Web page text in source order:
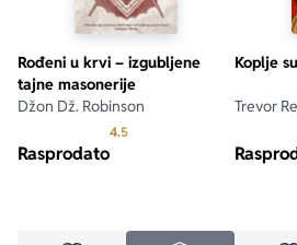
Rođeni u krvi – izgubljene
tajne masonerije
Džon Dž. Robinson
4.5Prosecna ocena je 4.5 od 5
Rasprodato
Koplje
Trevor